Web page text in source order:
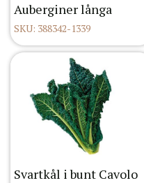
Auberginer långa
SKU: 388342-1339
Svartkål i bunt Cavolo